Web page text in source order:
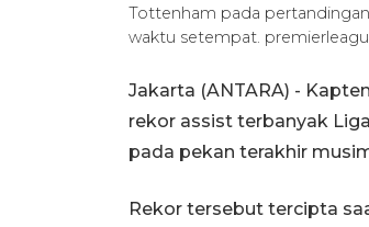
Tottenham pada
waktu setempat.
Jakarta (ANTARA) -
rekor assist terbanyak
pada pekan terakhir
Rekor tersebut tercipta